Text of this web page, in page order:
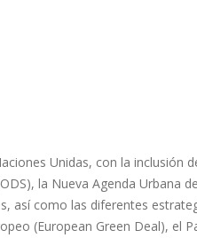
Unidas, con la inclusión
la Nueva Agenda Urbana
así como las diferentes
(European Green Deal), el